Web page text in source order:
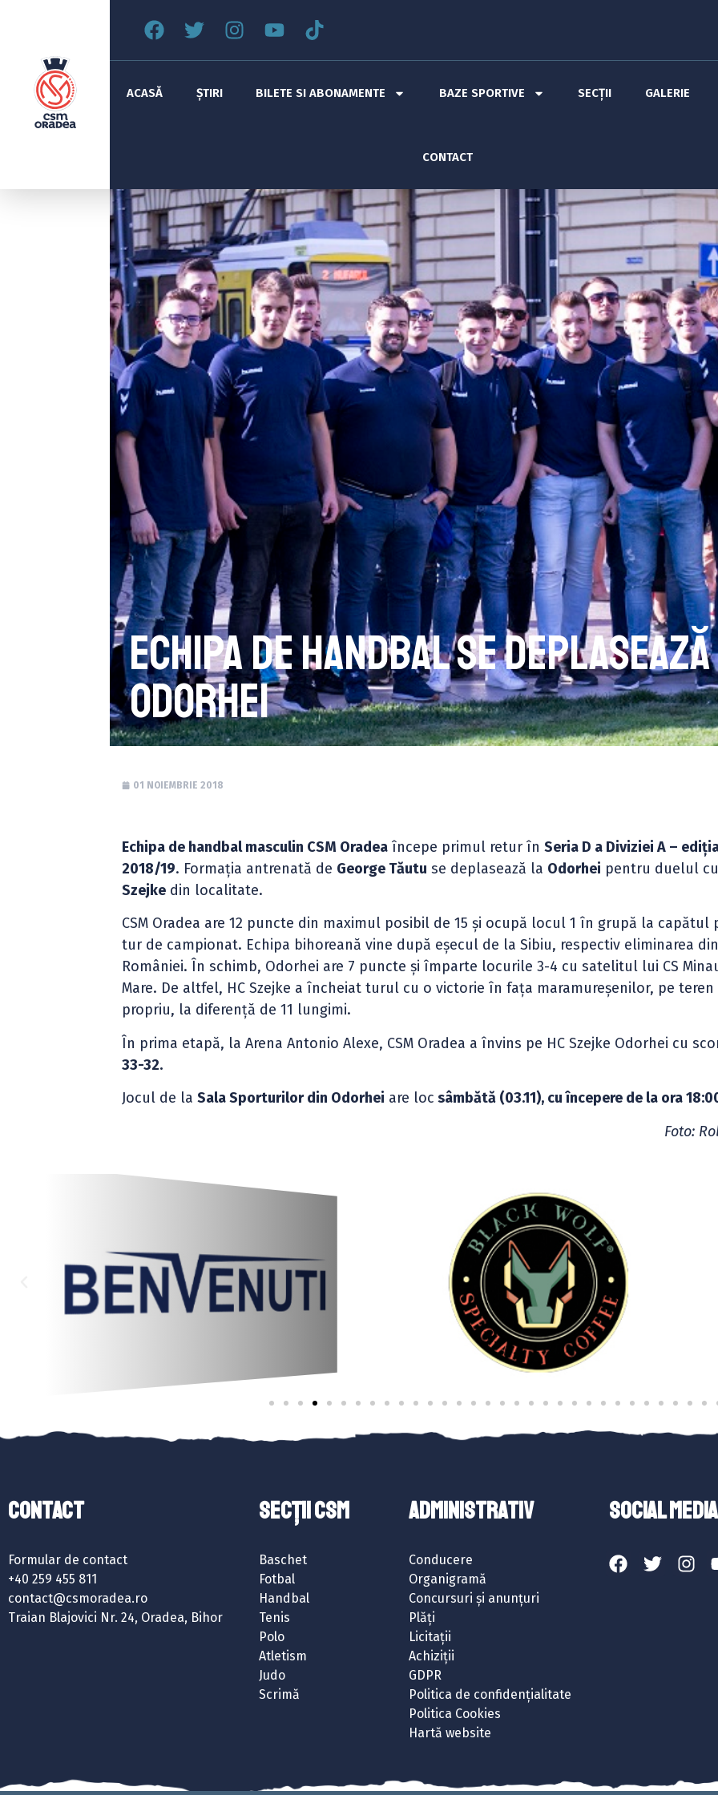
ACASĂ ȘTIRI BILETE SI ABONAMENTE BAZE SPORTIVE SECȚII GALERIE
CONTACT
Echipa de handbal se
Odorhei
01 NOIEMBRIE 2018
Echipa de handbal masculin CSM Oradea începe primul retur înSeria D a Diviziei A –
2018/19. Formația antrenată de George Tăutu se deplasează la Odorhei pentru duelul
Szejke din localitate.
CSM Oradea are 12 puncte din maximul posibil de 15 și ocupă locul 1 în grupă la capătul
tur de campionat. Echipa bihoreană vine după eșecul de la Sibiu, respectiv eliminarea
României. În schimb, Odorhei are 7 puncte și împarte locurile 3-4 cu satelitul lui CS
Mare. De altfel, HC Szejke a încheiat turul cu o victorie în fața maramureșenilor, pe teren
propriu, la diferență de 11 lungimi.
În prima etapă, la Arena Antonio Alexe, CSM Oradea a învins pe HC Szejke Odorhei cu
33-32.
Jocul de laSala Sporturilor din Odorhei are loc sâmbătă (03.11), cu începere de la ora
Foto:
Contact
Formular de contact
+40 259 455 811
contact@csmoradea.ro
Traian Blajovici Nr. 24, Oradea, Bihor
SECȚII CSM
Baschet
Fotbal
Handbal
Tenis
Polo
Atletism
Judo
Scrimă
ADMINISTRATIV
Conducere
Organigramă
Concursuri și anunțuri
Plăți
Licitații
Achiziții
GDPR
Politica de confidențialitate
Politica Cookies
Hartă website
SOCIAL MEDIA